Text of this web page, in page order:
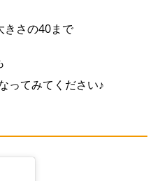
きさの40まで
ってみてください♪